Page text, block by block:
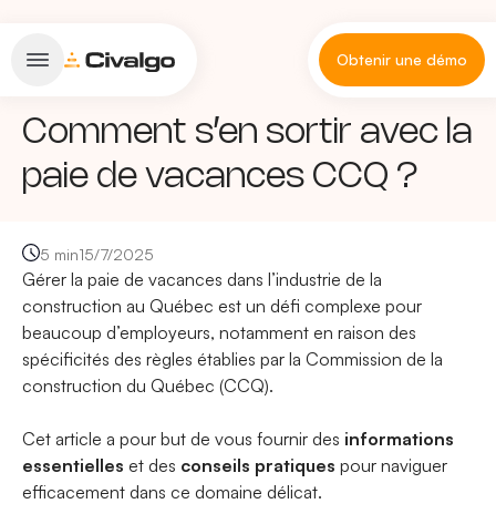
Obtenir une démo
Comment s’en sortir avec la
paie de vacances CCQ ?
5 min15/7/2025
Gérer la paie de vacances dans l’industrie de la
construction au Québec est un défi complexe pour
beaucoup d’employeurs, notamment en raison des
spécificités des règles établies par la Commission de la
construction du Québec (CCQ).
Cet article a pour but de vous fournir des informations
essentielles et des conseils pratiques pour naviguer
efficacement dans ce domaine délicat.